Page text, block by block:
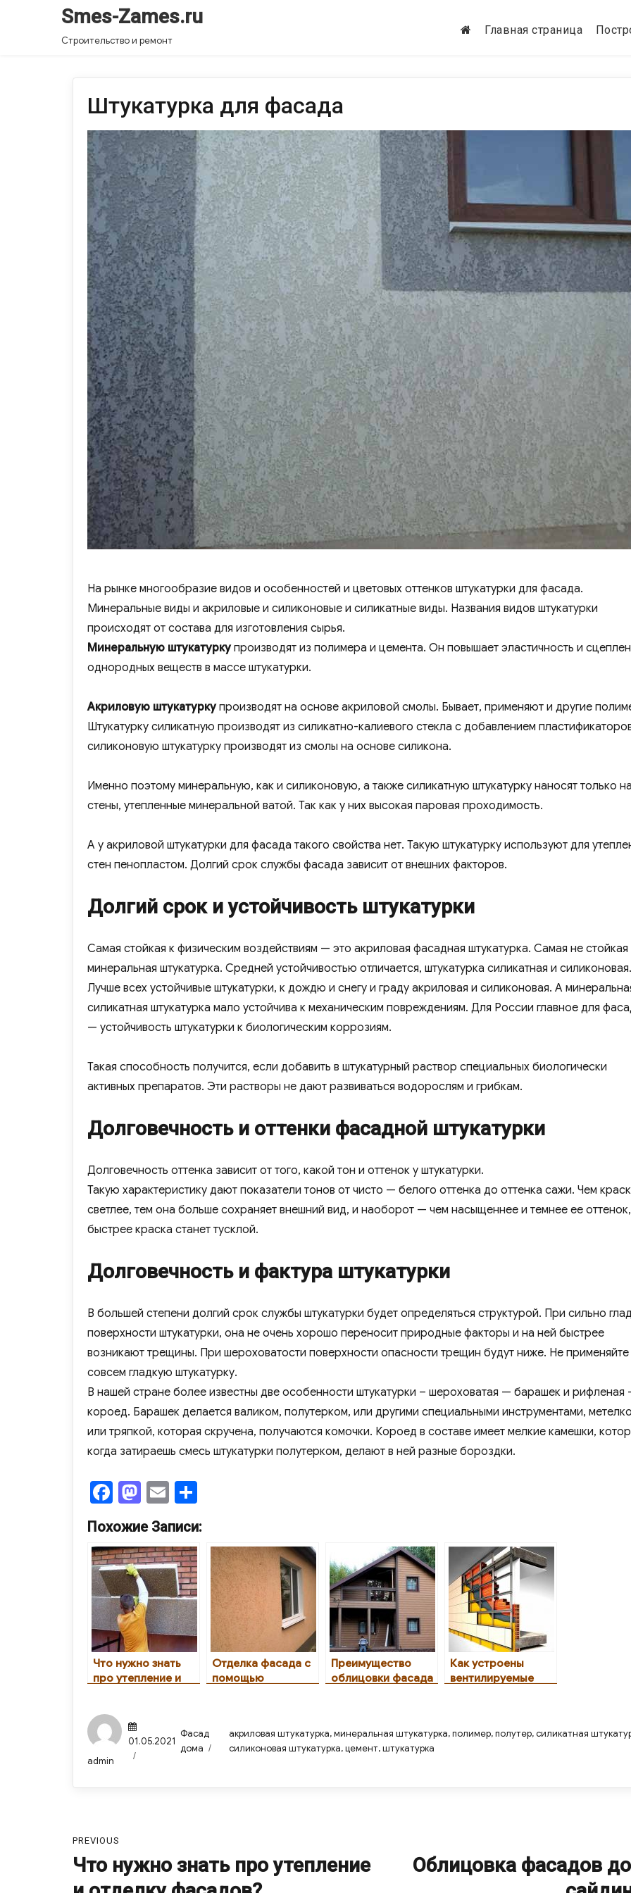
Smes-Zames.ru
Строительство и ремонт
Главная страница
Штукатурка для фасада
На рынке многообразие видов и особенностей и цветовых оттенков штукатурки для фасада.
Минеральные виды и акриловые и силиконовые и силикатные виды. Названия видов штукатурки
происходят от состава для изготовления сырья.
Минеральную штукатуркупроизводят из полимера и цемента. Он повышает эластичность и
однородных веществ в массе штукатурки.
Акриловую штукатуркупроизводят на основе акриловой смолы. Бывает, применяют и другие
Штукатурку силикатную производят из силикатно-калиевого стекла с добавлением
силиконовую штукатурку производят из смолы на основе силикона.
Именно поэтому минеральную, как и силиконовую, а также силикатную штукатурку наносят только на
стены, утепленные минеральной ватой. Так как у них высокая паровая проходимость.
А у акриловой штукатурки для фасада такого свойства нет. Такую штукатурку используют для
стен пенопластом. Долгий срок службы фасада зависит от внешних факторов.
Долгий срок и устойчивость штукатурки
Самая стойкая к физическим воздействиям — это акриловая фасадная штукатурка. Самая не
минеральная штукатурка. Средней устойчивостью отличается, штукатурка силикатная и силиконовая.
Лучше всех устойчивые штукатурки, к дождю и снегу и граду акриловая и силиконовая. А
силикатная штукатурка мало устойчива к механическим повреждениям. Для России главное для
— устойчивость штукатурки к биологическим коррозиям.
Такая способность получится, если добавить в штукатурный раствор специальных биологически
активных препаратов. Эти растворы не дают развиваться водорослям и грибкам.
Долговечность и оттенки фасадной штукатурки
Долговечность оттенка зависит от того, какой тон и оттенок у штукатурки.
Такую характеристику дают показатели тонов от чисто — белого оттенка до оттенка сажи. Чем
светлее, тем она больше сохраняет внешний вид, и наоборот — чем насыщеннее и темнее ее
быстрее краска станет тусклой.
Долговечность и фактура штукатурки
В большей степени долгий срок службы штукатурки будет определяться структурой. При сильно
поверхности штукатурки, она не очень хорошо переносит природные факторы и на ней быстрее
возникают трещины. При шероховатости поверхности опасности трещин будут ниже. Не применяйте
совсем гладкую штукатурку.
В нашей стране более известны две особенности штукатурки – шероховатая — барашек и рифленая
короед. Барашек делается валиком, полутерком, или другими специальными инструментами,
или тряпкой, которая скручена, получаются комочки. Короед в составе имеет мелкие камешки,
когда затираешь смесь штукатурки полутерком, делают в ней разные бороздки.
F
c
e
b
o
o
k
M
as
to
d
o
n
E
ail п
ть
Похожие Записи:
Что нужно знать
про утепление и
Отделка фасада с
помощью
Преимущество
облицовки фасада
Как устроены
вентилируемые
Author
admin
Posted
on
01.05.2021
Categories
Фасад
дома
Tags
акриловая штукатурка,минеральная штукатурка,полимер,полутер,силикатная
силиконовая штукатурка,цемент,штукатурка
по
записям
PREVIOUS
Previous
Что нужно знать про утеплениеNext
Облицовка фасадов